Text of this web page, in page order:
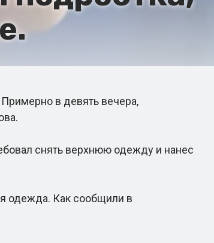
в девять вечера,
снять верхнюю одежду и нанес
одежда. Как сообщили в